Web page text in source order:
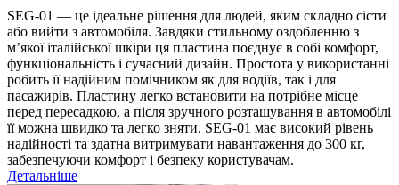
SEG-01 — це ідеальне рішення для людей, яким складно сісти
або вийти з автомобіля. Завдяки стильному оздобленню з
м’якої італійської шкіри ця пластина поєднує в собі комфорт,
функціональність і сучасний дизайн. Простота у використанні
робить її надійним помічником як для водіїв, так і для
пасажирів. Пластину легко встановити на потрібне місце
перед пересадкою, а після зручного розташування в автомобілі
її можна швидко та легко зняти. SEG-01 має високий рівень
надійності та здатна витримувати навантаження до 300 кг,
забезпечуючи комфорт і безпеку користувачам.
Детальніше